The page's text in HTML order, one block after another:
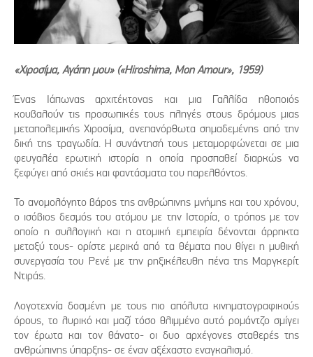
«Χιροσίμα, Αγάπη μου» («Hiroshima, Mon Amour», 1959)
Ένας Ιάπωνας αρχιτέκτονας και μια Γαλλίδα ηθοποιός
κουβαλούν τις προσωπικές τους πληγές στους δρόμους μιας
μεταπολεμικής Χιροσίμα, ανεπανόρθωτα σημαδεμένης από την
δική της τραγωδία. Η συνάντησή τους μεταμορφώνεται σε μια
φευγαλέα ερωτική ιστορία η οποία προσπαθεί διαρκώς να
ξεφύγει από σκιές και φαντάσματα του παρελθόντος.
Το ανομολόγητο βάρος της ανθρώπινης μνήμης και του χρόνου,
ο ισόβιος δεσμός του ατόμου με την Ιστορία, ο τρόπος με τον
οποίο η συλλογική και η ατομική εμπειρία δένονται άρρηκτα
μεταξύ τους- ορίστε μερικά από τα θέματα που θίγει η μυθική
συνεργασία του Ρενέ με την ρηξικέλευθη πένα της Μαργκερίτ
Ντιράς.
Λογοτεχνία δοσμένη με τους πιο απόλυτα κινηματογραφικούς
όρους, το λυρικό και μαζί τόσο θλιμμένο αυτό ρομάντζο σμίγει
τον έρωτα και τον θάνατο- οι δυο αρχέγονες σταθερές της
ανθρώπινης ύπαρξης- σε έναν αξέχαστο εναγκαλισμό.